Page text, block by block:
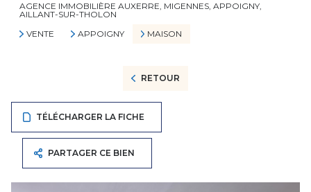
AGENCE IMMOBILIÈRE AUXERRE, MIGENNES, APPOIGNY,
AILLANT-SUR-THOLON
VENTE
APPOIGNY MAISON
RETOUR
TÉLÉCHARGER LA FICHE
PARTAGER CE BIEN